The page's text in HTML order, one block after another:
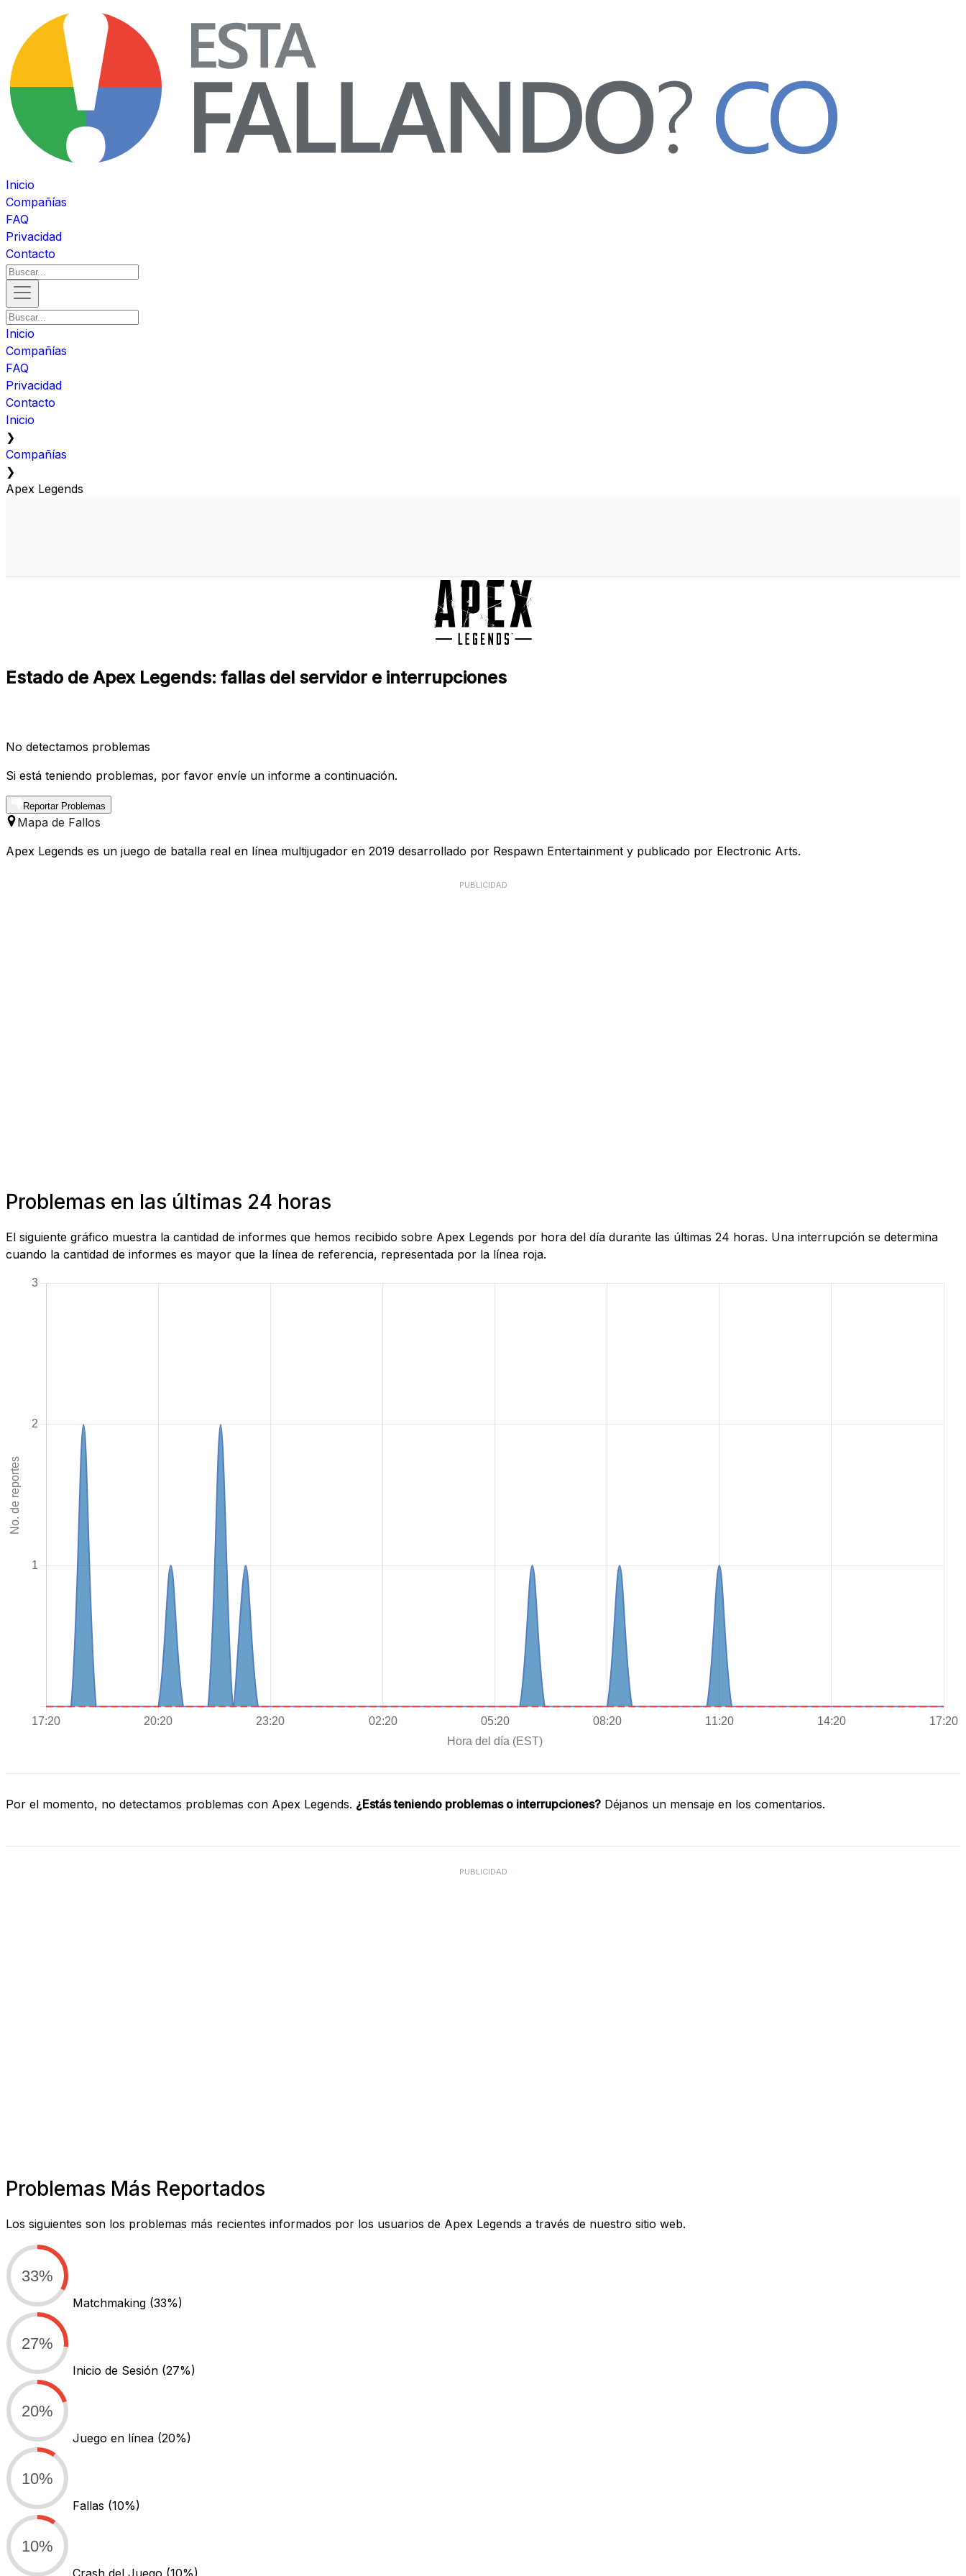
Inicio
Compañías
FAQ
Privacidad
Contacto
Inicio
Compañías
FAQ
Privacidad
Contacto
Inicio
❯
Compañías
❯
Apex Legends
Estado de Apex Legends: fallas del servidor e interrupciones
No detectamos problemas
Si está teniendo problemas, por favor envíe un informe a continuación.
Reportar Problemas
Mapa de Fallos
Apex Legends es un juego de batalla real en línea multijugador en 2019 desarrollado por Respawn Entertainment y publicado por Electronic Arts.
PUBLICIDAD
Problemas en las últimas 24 horas
El siguiente gráfico muestra la cantidad de informes que hemos recibido sobre Apex Legends por hora del día durante las últimas 24 horas. Una interrupción se determina
cuando la cantidad de informes es mayor que la línea de referencia, representada por la línea roja.
Por el momento, no detectamos problemas con Apex Legends. ¿Estás teniendo problemas o interrupciones? Déjanos un mensaje en los comentarios.
PUBLICIDAD
Problemas Más Reportados
Los siguientes son los problemas más recientes informados por los usuarios de Apex Legends a través de nuestro sitio web.
33%
Matchmaking (33%)
27%
Inicio de Sesión (27%)
20%
Juego en línea (20%)
10%
Fallas (10%)
10%
Crash del Juego (10%)